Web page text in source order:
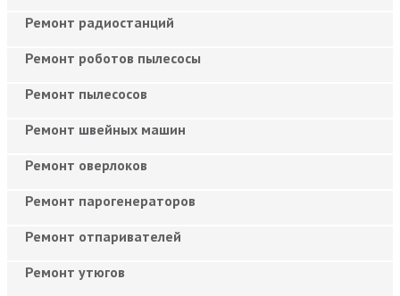
Ремонт радиостанций
Ремонт роботов пылесосы
Ремонт пылесосов
Ремонт швейных машин
Ремонт оверлоков
Ремонт парогенераторов
Ремонт отпаривателей
Ремонт утюгов